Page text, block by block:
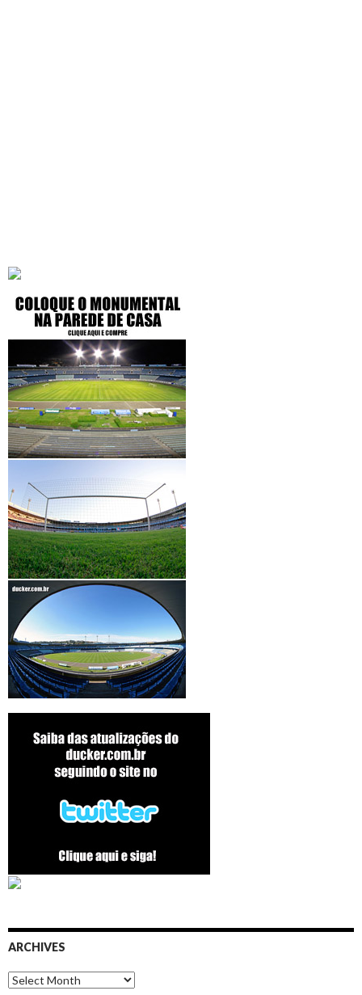
ARCHIVES
Archives